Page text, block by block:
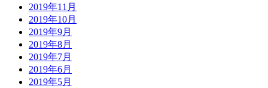
2019年11月
2019年10月
2019年9月
2019年8月
2019年7月
2019年6月
2019年5月